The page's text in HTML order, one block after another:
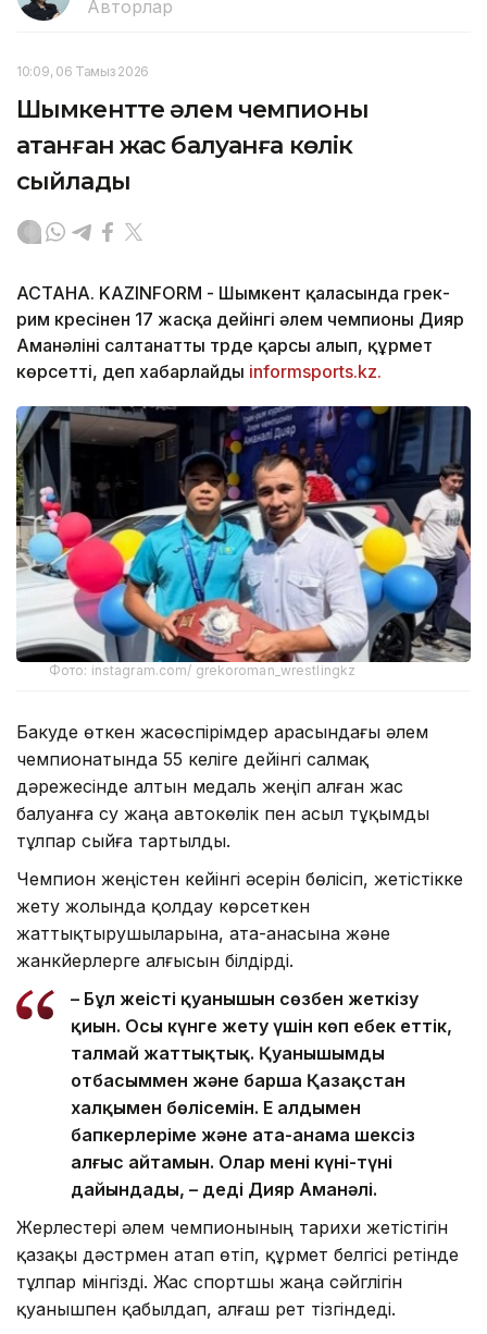
Авторлар
10:09, 06 Тамыз 2026
Шымкентте әлем чемпионы
атанған жас балуанға көлік
сыйлады
АСТАНА. KAZINFORM - Шымкент қаласында грек-
рим күресінен 17 жасқа дейінгі әлем чемпионы Дияр
Аманәліні салтанатты түрде қарсы алып, құрмет
көрсетті, деп хабарлайды informsports.kz.
Фото: instagram.com/ grekoroman_wrestlingkz
Бакуде өткен жасөспірімдер арасындағы әлем
чемпионатында 55 келіге дейінгі салмақ
дәрежесінде алтын медаль жеңіп алған жас
балуанға су жаңа автокөлік пен асыл тұқымды
тұлпар сыйға тартылды.
Чемпион жеңістен кейінгі әсерін бөлісіп, жетістікке
жету жолында қолдау көрсеткен
жаттықтырушыларына, ата-анасына және
жанкүйерлерге алғысын білдірді.
– Бұл жеңістің қуанышын сөзбен жеткізу
қиын. Осы күнге жету үшін көп еңбек еттік,
талмай жаттықтық. Қуанышымды
отбасыммен және барша Қазақстан
халқымен бөлісемін. Ең алдымен
бапкерлеріме және ата-анама шексіз
алғыс айтамын. Олар мені күні-түні
дайындады, – деді Дияр Аманәлі.
Жерлестері әлем чемпионының тарихи жетістігін
қазақы дәстүрмен атап өтіп, құрмет белгісі ретінде
тұлпар мінгізді. Жас спортшы жаңа сәйгүлігін
қуанышпен қабылдап, алғаш рет тізгіндеді.